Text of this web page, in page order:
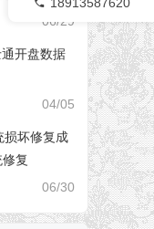
06/29
开盘数据
04/05
损坏修复成
复
06/30